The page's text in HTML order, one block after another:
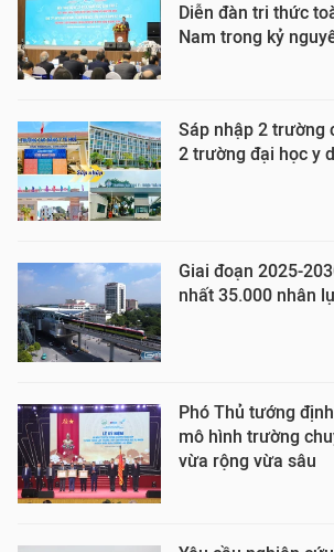
Diễn đàn tri thức
Nam trong kỷ
Sáp nhập 2 trường
2 trường đại học y
Giai đoạn 2025-
nhất 35.000 nhân
Phó Thủ tướng
mô hình trường
vừa rộng vừa sâu